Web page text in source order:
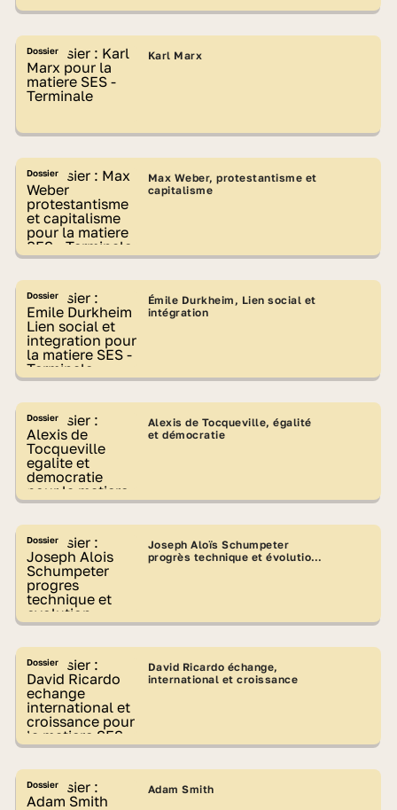
Dossier Karl Marx
Dossier
Max Weber, protestantisme et
capitalisme
Dossier
Émile Durkheim, Lien social et
intégration
Dossier
Alexis de Tocqueville, égalité
et démocratie
Dossier
Joseph Aloïs Schumpeter
progrès technique et évolution
Dossier
David Ricardo échange,
international et croissance
Dossier Adam Smith